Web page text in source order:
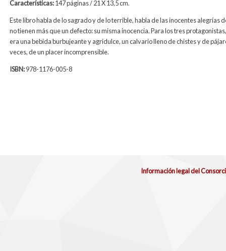
Características:147 páginas / 21 X 13,5 cm.
Este libro habla de lo sagrado y de lo terrible, habla de las inocentes alegrías
no tienen más que un defecto: su misma inocencia. Para los tres
era una bebida burbujeante y agridulce, un calvario lleno de chistes y de
veces, de un placer incomprensible.
ISBN:978-1176-005-8
Información legal del